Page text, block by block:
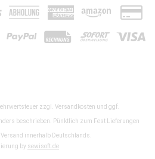
zzgl. Versandkosten und ggf.
beschrieben. Pünktlich zum Fest Lieferungen
innerhalb Deutschlands.
by sewisoft.de